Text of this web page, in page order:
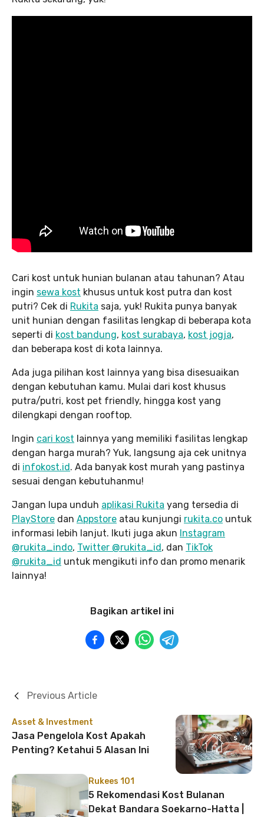
Cari kost untuk hunian bulanan atau tahunan? Atau
ingin sewa kost khusus untuk kost putra dan kost
putri? Cek di Rukita saja, yuk! Rukita punya banyak
unit hunian dengan fasilitas lengkap di beberapa kota
seperti di kost bandung, kost surabaya, kost jogja,
dan beberapa kost di kota lainnya.
Ada juga pilihan kost lainnya yang bisa disesuaikan
dengan kebutuhan kamu. Mulai dari kost khusus
putra/putri, kost pet friendly, hingga kost yang
dilengkapi dengan rooftop.
Ingin cari kost lainnya yang memiliki fasilitas lengkap
dengan harga murah? Yuk, langsung aja cek unitnya
di infokost.id . Ada banyak kost murah yang pastinya
sesuai dengan kebutuhanmu!
Jangan lupa unduh aplikasi Rukita yang tersedia di
PlayStore dan Appstore atau kunjungi rukita.co untuk
informasi lebih lanjut. Ikuti juga akun Instagram
@rukita_indo, Twitter @rukita_id , dan TikTok
@rukita_id untuk mengikuti info dan promo menarik
lainnya!
Bagikan artikel ini
Asset & Investment
Jasa Pengelola Kost Apakah
Penting? Ketahui 5 Alasan Ini
Previous Article
Rukees 101
5 Rekomendasi Kost Bulanan
Dekat Bandara Soekarno-Hatta |